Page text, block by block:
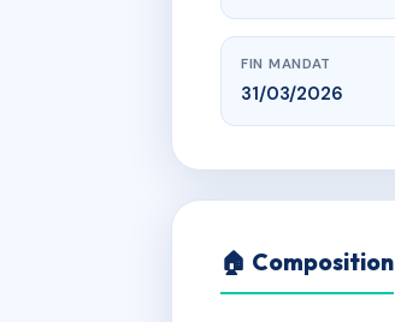
FIN MANDAT
31/03/2026
🏠 Composition